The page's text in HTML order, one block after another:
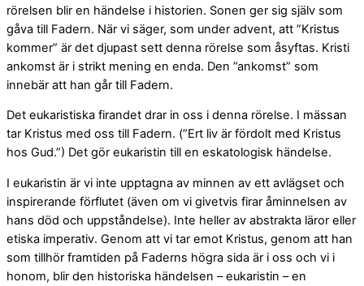
rörelsen blir en händelse i historien. Sonen ger sig själv som
gåva till Fadern. När vi säger, som under advent, att ”Kristus
kommer” är det djupast sett denna rörelse som åsyftas. Kristi
ankomst är i strikt mening en enda. Den ”ankomst” som
innebär att han går till Fadern.
Det eukaristiska firandet drar in oss i denna rörelse. I mässan
tar Kristus med oss till Fadern. (”Ert liv är fördolt med Kristus
hos Gud.”) Det gör eukaristin till en eskatologisk händelse.
I eukaristin är vi inte upptagna av minnen av ett avlägset och
inspirerande förflutet (även om vi givetvis firar åminnelsen av
hans död och uppståndelse). Inte heller av abstrakta läror eller
etiska imperativ. Genom att vi tar emot Kristus, genom att han
som tillhör framtiden på Faderns högra sida är i oss och vi i
honom, blir den historiska händelsen – eukaristin – en